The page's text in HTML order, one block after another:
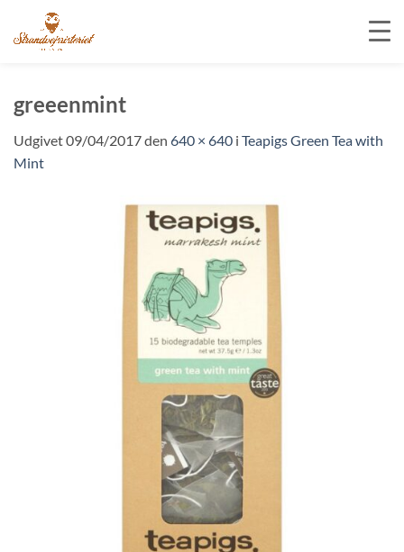
indhold
greeenmint
Udgivet09/04/2017den 640 × 640 i Teapigs Green Tea with
Mint